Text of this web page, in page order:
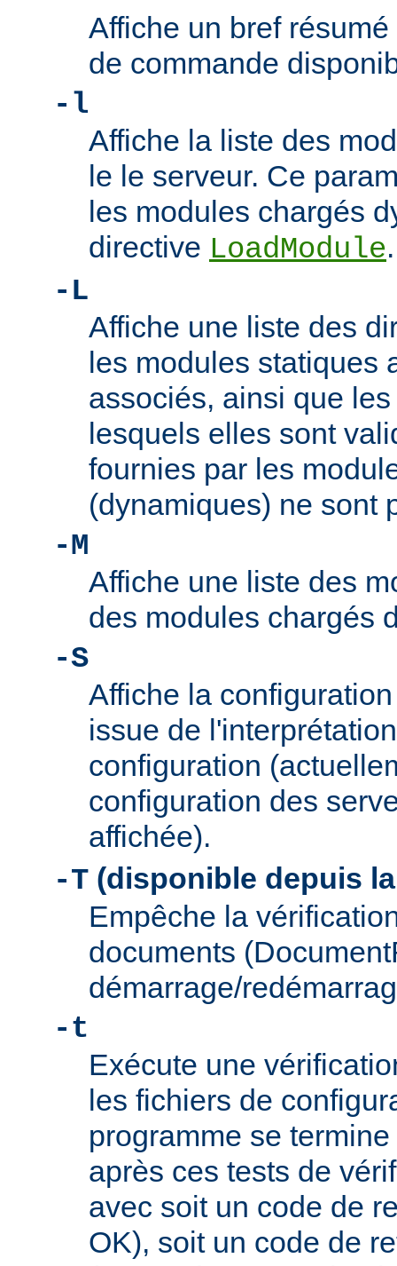
Affiche un bref
de commande
-l
Affiche la liste des
le le serveur. Ce
les modules chargés
directive LoadModule.
-L
Affiche une liste des
les modules statiques
associés, ainsi que
lesquels elles sont
fournies par les
(dynamiques) ne sont
-M
Affiche une liste des
des modules chargés
-S
Affiche la
issue de
configuration
configuration des
affichée).
-T (disponible depuis
Empêche la
documents
démarrage/
-t
Exécute une
les fichiers de
programme se
après ces tests de
avec soit un code de
OK), soit un code de